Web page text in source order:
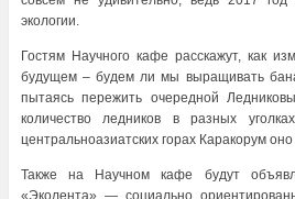
экологии.
Гостям Научного кафе расскажут, как
будущем – будем ли мы выращивать
пытаясь пережить очередной
количество ледников в разных
центральноазиатских горах Каракорум
Также на Научном кафе будут